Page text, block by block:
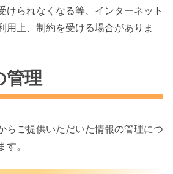
けられなくなる等、インターネット
用上、制約を受ける場合がありま
管理
らご提供いただいた情報の管理につ
す。